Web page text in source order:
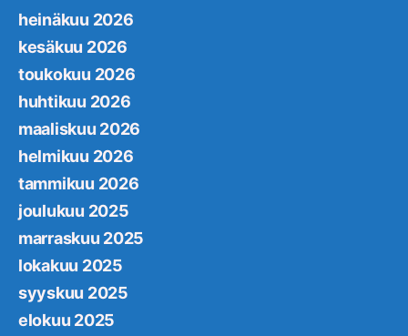
heinäkuu 2026
kesäkuu 2026
toukokuu 2026
huhtikuu 2026
maaliskuu 2026
helmikuu 2026
tammikuu 2026
joulukuu 2025
marraskuu 2025
lokakuu 2025
syyskuu 2025
elokuu 2025